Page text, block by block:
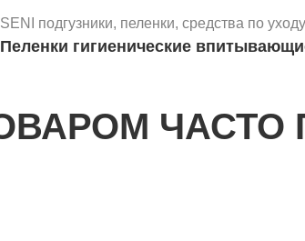
SENI подгузники, пеленки, средства по уходу
Пеленки гигиенические
ЧАСТО